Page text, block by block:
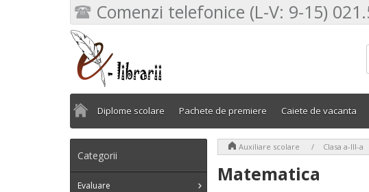
Comenzi telefonice (L-V: 9-15)
Diplome scolare Pachete de premiere Caiete de vacanta
Categorii
Evaluare
Auxiliare scolare Clasa a-III-a
Matematica